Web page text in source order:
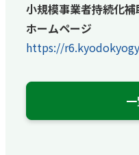
小規模事業者持続化
ホームページ
https://